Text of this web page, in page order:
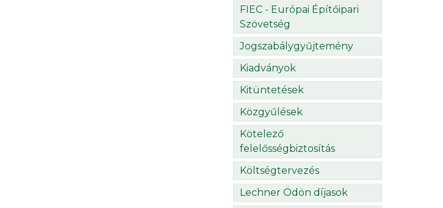
FIEC - Európai Építőipari
Szövetség
Jogszabálygyűjtemény
Kiadványok
Kitüntetések
Közgyűlések
Kötelező
felelősségbiztosítás
Költségtervezés
Lechner Ödön díjasok